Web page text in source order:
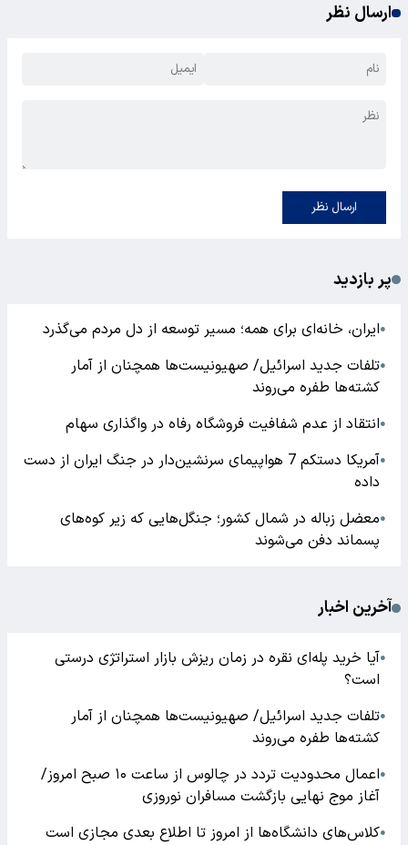
ارسال نظر
ارسال نظر
پر بازدید
●ایران، خانه‌ای برای همه؛ مسیر توسعه از دل مردم می‌گذرد
●تلفات جدید اسرائیل/ صهیونیست‌ها همچنان از آمار
کشته‌ها طفره می‌روند
●انتقاد از عدم شفافیت فروشگاه رفاه در واگذاری سهام
●
آمریکا دستکم 7 هواپیمای سرنشین‌دار در جنگ ایران از دست
داده
●معضل زباله در شمال کشور؛ جنگل‌هایی که زیر کوه‌های
پسماند دفن می‌شوند
آخرین اخبار
●آیا خرید پله‌ای نقره در زمان ریزش بازار استراتژی درستی
است؟
●تلفات جدید اسرائیل/ صهیونیست‌ها همچنان از آمار
کشته‌ها طفره می‌روند
●
اعمال محدودیت تردد در چالوس از ساعت ۱۰ صبح امروز/
آغاز موج نهایی بازگشت مسافران نوروزی
●کلاس‌های دانشگاه‌ها از امروز تا اطلاع بعدی مجازی است